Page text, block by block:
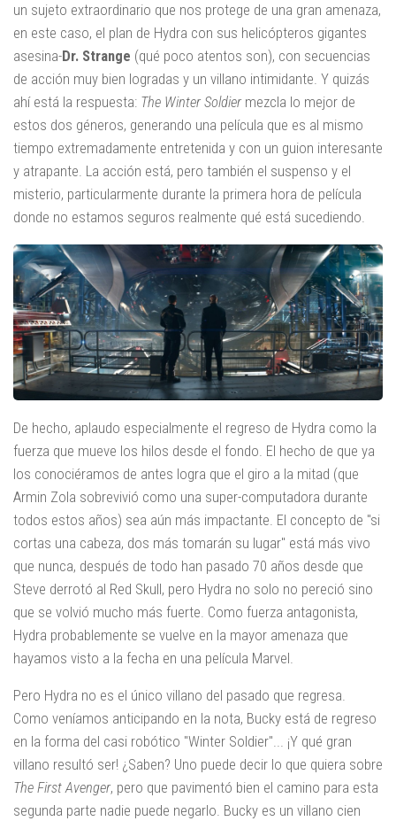
un sujeto extraordinario que nos protege de una gran amenaza,
en este caso, el plan de Hydra con sus helicópteros gigantes
asesina-Dr. Strange (qué poco atentos son), con secuencias
de acción muy bien logradas y un villano intimidante. Y quizás
ahí está la respuesta: The Winter Soldier mezcla lo mejor de
estos dos géneros, generando una película que es al mismo
tiempo extremadamente entretenida y con un guion interesante
y atrapante. La acción está, pero también el suspenso y el
misterio, particularmente durante la primera hora de película
donde no estamos seguros realmente qué está sucediendo.
De hecho, aplaudo especialmente el regreso de Hydra como la
fuerza que mueve los hilos desde el fondo. El hecho de que ya
los conociéramos de antes logra que el giro a la mitad (que
Armin Zola sobrevivió como una super-computadora durante
todos estos años) sea aún más impactante. El concepto de "si
cortas una cabeza, dos más tomarán su lugar" está más vivo
que nunca, después de todo han pasado 70 años desde que
Steve derrotó al Red Skull, pero Hydra no solo no pereció sino
que se volvió mucho más fuerte. Como fuerza antagonista,
Hydra probablemente se vuelve en la mayor amenaza que
hayamos visto a la fecha en una película Marvel.
Pero Hydra no es el único villano del pasado que regresa.
Como veníamos anticipando en la nota, Bucky está de regreso
en la forma del casi robótico "Winter Soldier"... ¡Y qué gran
villano resultó ser! ¿Saben? Uno puede decir lo que quiera sobre
The First Avenger, pero que pavimentó bien el camino para esta
segunda parte nadie puede negarlo. Bucky es un villano cien